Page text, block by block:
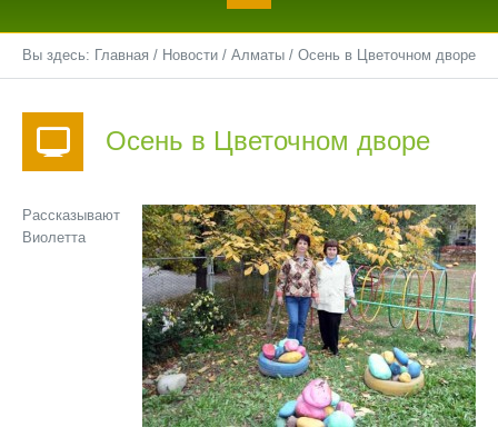
Вы здесь: Главная / Новости / Алматы / Осень в Цветочном дворе
Осень в Цветочном дворе
Рассказывают
Виолетта